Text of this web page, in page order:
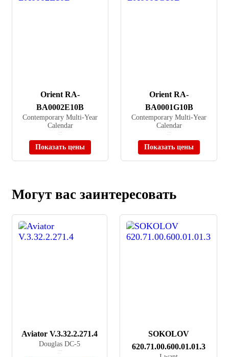
Orient RA-
BA0002E10B
Contemporary Multi-Year
Calendar
Показать цены
Orient RA-
BA0001G10B
Contemporary Multi-Year
Calendar
Показать цены
Могут вас заинтересовать
Aviator V.3.32.2.271.4
Douglas DC-5
SOKOLOV
620.71.00.600.01.01.3